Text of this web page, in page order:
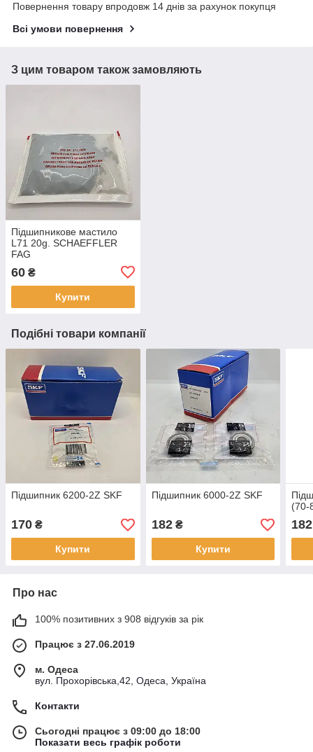
Повернення товару впродовж 14 днів за рахунок покупця
Всі умови повернення
З цим товаром також замовляють
Підшипникове мастило
L71 20g. SCHAEFFLER
FAG
60 ₴
Купити
Подібні товари компанії
Підшипник 6200-2Z SKF
170 ₴
Купити
Підшипник 6000-2Z SKF
182₴
Купити
(70-
182
Про нас
100% позитивних з 908 відгуків за рік
Працює з 27.06.2019
м. Одеса
вул. Прохорівська,42, Одеса, Україна
Контакти
Сьогодні працює з 09:00 до 18:00
Показати весь графік роботи